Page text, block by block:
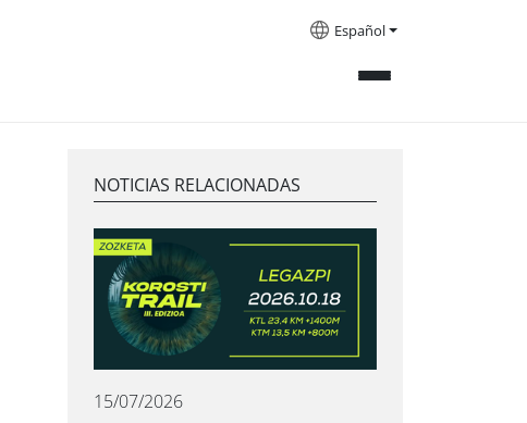
Español
NOTICIAS RELACIONADAS
15/07/2026